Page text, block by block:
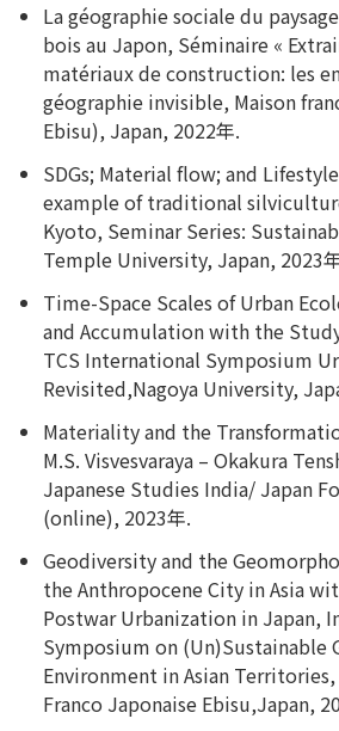
La géographie sociale du
bois au Japon, Séminaire «
matériaux de construction: les
géographie invisible, Maison
Ebisu), Japan, 2022年.
SDGs; Material flow; and
example of traditional
Kyoto, Seminar Series:
Temple University, Japan, 2023
Time-Space Scales of Urban
and Accumulation with the
TCS International Symposium
Revisited,Nagoya University,
Materiality and the
M.S. Visvesvaraya – Okakura
Japanese Studies India/ Japan
(online), 2023年.
Geodiversity and the
the Anthropocene City in Asia
Postwar Urbanization in Japan,
Symposium on (Un)Sustainable
Environment in Asian Territories,
Franco Japonaise Ebisu,Japan,